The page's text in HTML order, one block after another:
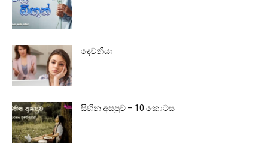
දෙවනියා
සිහින අසපුව – 10 කොටස